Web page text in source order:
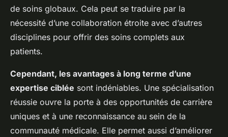
de soins globaux. Cela peut se traduire par la
nécessité d’une collaboration étroite avec d’autres
disciplines pour offrir des soins complets aux
patients.
Cependant, les avantages à long terme d’une
expertise ciblée sont indéniables. Une spécialisation
réussie ouvre la porte à des opportunités de carrière
uniques et à une reconnaissance au sein de la
communauté médicale. Elle permet aussi d’améliorer